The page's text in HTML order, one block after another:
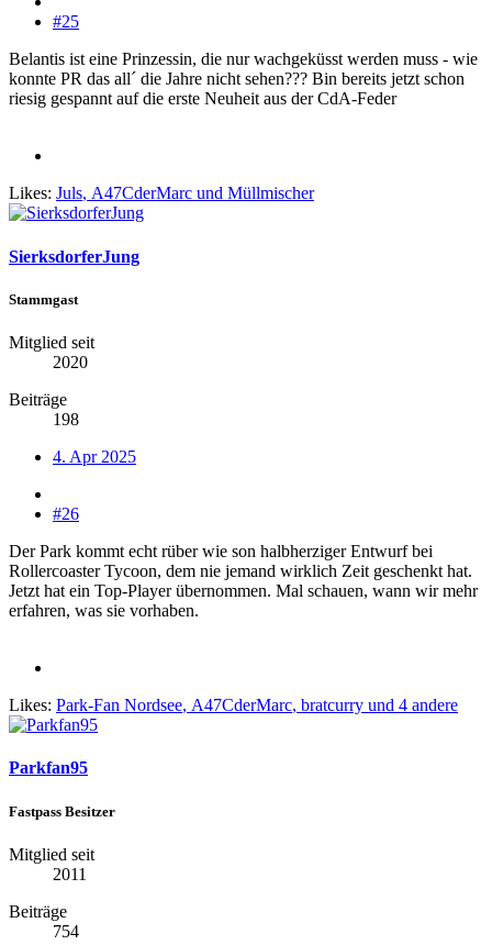
#25
Belantis ist eine Prinzessin, die nur wachgeküsst werden muss - wie
konnte PR das all´ die Jahre nicht sehen??? Bin bereits jetzt schon
riesig gespannt auf die erste Neuheit aus der CdA-Feder
Likes: Juls, A47CderMarc und Müllmischer
SierksdorferJung
Stammgast
Mitglied seit
2020
Beiträge
198
4. Apr 2025
#26
Der Park kommt echt rüber wie son halbherziger Entwurf bei
Rollercoaster Tycoon, dem nie jemand wirklich Zeit geschenkt hat.
Jetzt hat ein Top-Player übernommen. Mal schauen, wann wir mehr
erfahren, was sie vorhaben.
Likes: Park-Fan Nordsee, A47CderMarc, bratcurry und 4 andere
Parkfan95
Fastpass Besitzer
Mitglied seit
2011
Beiträge
754